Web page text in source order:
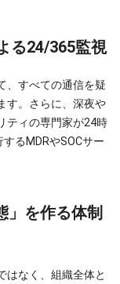
る24/365監視
、すべての通信を疑
す。さらに、深夜や
ティの専門家が24時
るMDRやSOCサー
」を作る体制
はなく、組織全体と